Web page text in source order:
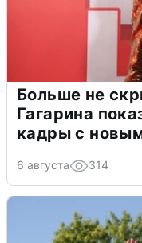
Больше не
Гагарина
кадры с
6 августа 314